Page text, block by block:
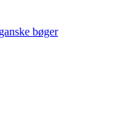
bøger